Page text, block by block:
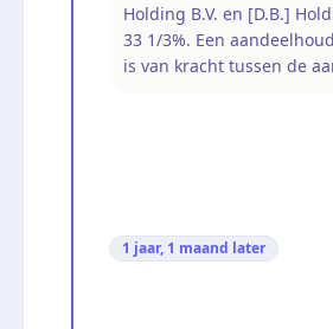
Holding B.V. en [D.B.]
33 1/3%. Een
is van kracht tussen de
1 jaar, 1 maand later